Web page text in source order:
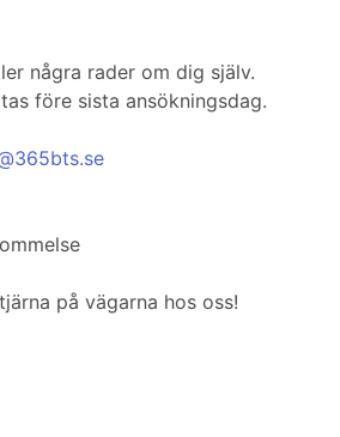
några rader om dig själv.
före sista ansökningsdag.
på vägarna hos oss!